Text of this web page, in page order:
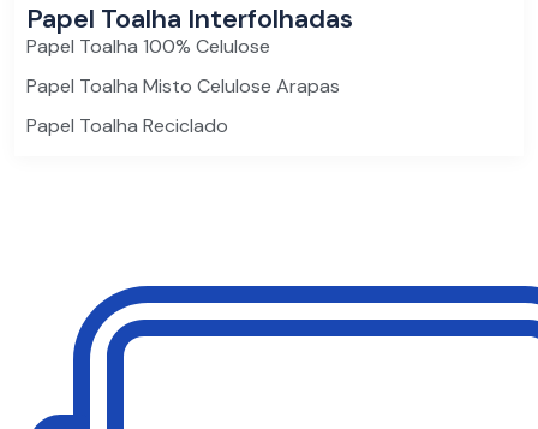
Papel Toalha Interfolhadas
Papel Toalha 100% Celulose
Papel Toalha Misto Celulose Arapas
Papel Toalha Reciclado